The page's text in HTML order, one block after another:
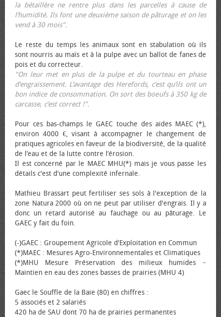
la bétaillère ne rentre plus dans les parcelles à cause de
l’humidité. Ils font une deuxième saison de pâturage et on les
vend à 30 mois".
Le reste du temps les animaux sont en stabulation où ils
sont nourris au maïs et à la pulpe avec un ballot de fanes de
pois et du correcteur.
"On leur met en plus de la pulpe et du tourteau en phase
d’engraissement. L’avantage des Herefords, c’est qu’ils ont un
bon indice de consommation. On sort des bœufs à 350 kg de
carcasse, c’est correct !".
Pour ces bas-champs le GAEC touche des aides MAEC (*),
environ 4000 €, visant à accompagner le changement de
pratiques agricoles en faveur de la biodiversité, de la qualité
de l’eau et de la lutte contre l’érosion.
Il est concerné par le MAEC MHU(*) mais je vous passe les
détails c'est d'une complexité infernale.
Mathieu Brassart peut fertiliser ses sols à l'exception de la
zone Natura 2000 où on ne peut par utiliser d'engrais. Il y a
donc un retard autorisé au fauchage ou au pâturage. Le
GAEC y fait du foin.
(-)GAEC : Groupement Agricole d'Exploitation en Commun
(*)MAEC : Mesures Agro-Environnementales et Climatiques
(*)MHU Mesure Préservation des milieux humides −
Maintien en eau des zones basses de prairies (MHU 4)
Gaec le Souffle de la Baie (80) en chiffres :
5 associés et 2 salariés
420 ha de SAU dont 70 ha de prairies permanentes